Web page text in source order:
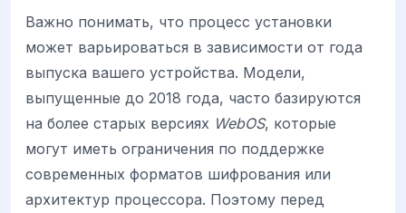
Важно понимать, что процесс установки
может варьироваться в зависимости от года
выпуска вашего устройства. Модели,
выпущенные до 2018 года, часто базируются
на более старых версиях WebOS, которые
могут иметь ограничения по поддержке
современных форматов шифрования или
архитектур процессора. Поэтому перед